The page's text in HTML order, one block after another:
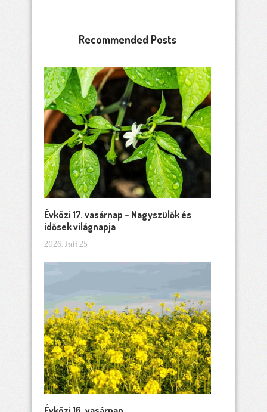
Recommended Posts
Évközi 17. vasárnap – Nagyszülők és
idősek világnapja
2026. Juli 25